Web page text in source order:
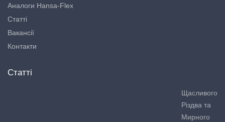
Аналоги Hansa-Flex
Статті
Вакансії
Контакти
Статті
Щасливого
Різдва та
Мирного